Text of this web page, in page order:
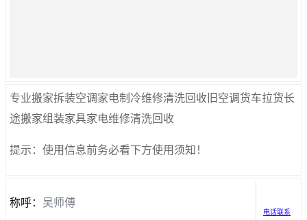
专业搬家拆装空调家电制冷维修清洗回收旧空调货车拉货长
途搬家组装家具家电维修清洗回收
提示：使用信息前务必看下方使用须知！
电话联系
称呼： 吴师傅